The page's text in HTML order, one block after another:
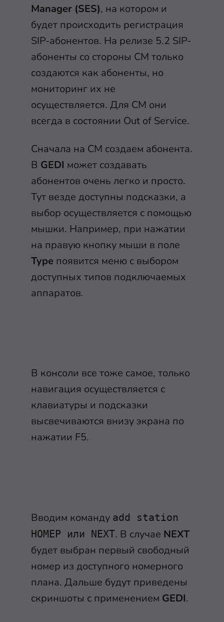
Manager (SES), на котором и
будет происходить регистрация
SIP-абонентов. На релизе 5.2 SIP-
абоненты со стороны СМ только
создаются как абоненты, но
мониторинг их не
осуществляется. Для СМ они
всегда в состоянии Out of Service.
Сначала на СМ создаем абонента.
В GEDI может создавать
абонентов очень легко и просто.
Тут везде доступны подсказки, а
выбор осуществляется с помощью
мышки. Например, при нажатии
на правую кнопку мыши в поле
Type появится меню с выбором
доступных типов подключаемых
аппаратов.
В консоли все тоже самое, только
навигация осуществляется с
клавиатуры и подсказки
высвечиваются внизу экрана по
нажатии F5.
Вводим команду add station
НОМЕР или NEXT. В случае NEXT
будет выбран первый свободный
номер из доступного номерного
плана. Дальше будут приведены
скриншоты с применением GEDI.